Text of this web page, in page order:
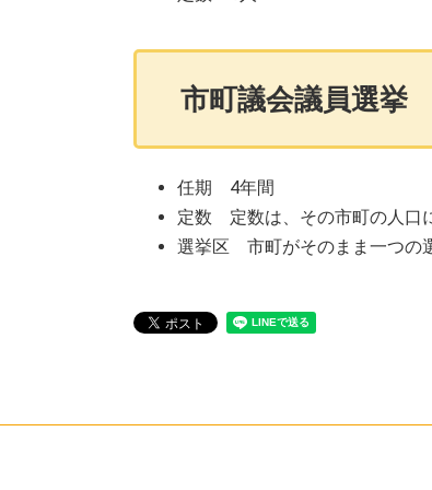
市町議会議員選挙
任期 4年間
定数 定数は、その市町の人口
選挙区 市町がそのまま一つの